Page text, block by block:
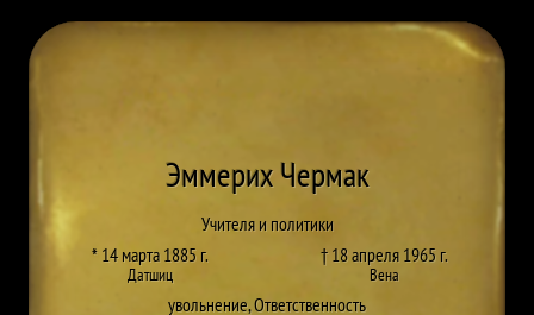
Эммерих Чермак
Учителя и политики
* 14 марта 1885 г.
Датшиц
† 18 апреля 1965 г.
Вена
увольнение,Ответственность